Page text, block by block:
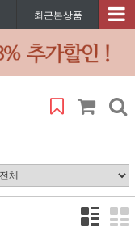
최근본상품